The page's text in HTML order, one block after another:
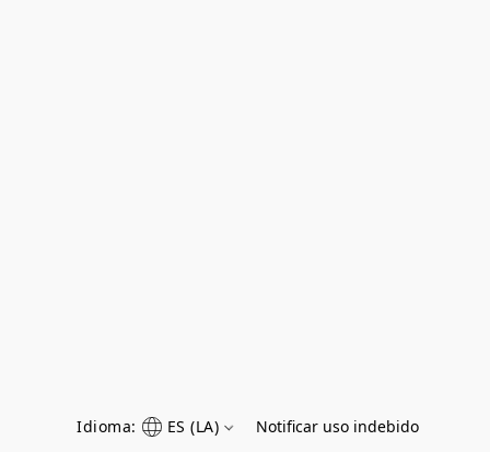
Idioma: ES (LA) Notificar uso indebido